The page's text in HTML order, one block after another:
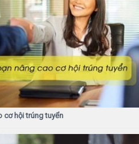
cơ hội trúng tuyển